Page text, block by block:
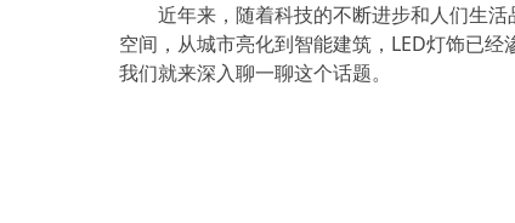
近年来，随着科技的不断进步和人们生
空间，从城市亮化到智能建筑，LED灯饰已
我们就来深入聊一聊这个话题。